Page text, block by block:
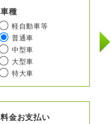
車種
軽自動車等
普通車
中型車
大型車
特大車
料金お支払い